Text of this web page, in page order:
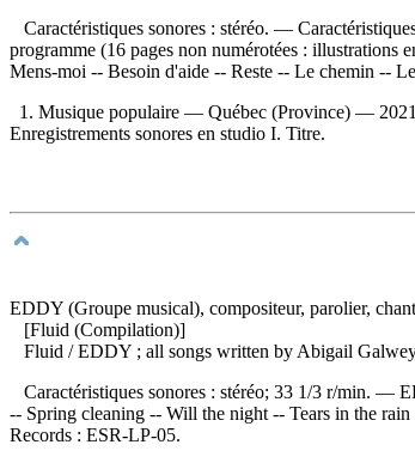
Caractéristiques sonores : stéréo. —
programme (16 pages non numérotées :
Mens-moi -- Besoin d'aide -- Reste -- Le chemin --
1. Musique populaire — Québec (Province) —
Enregistrements sonores en studio I. Titre.
EDDY (Groupe musical), compositeur, parolier,
[Fluid (Compilation)]
Fluid / EDDY ; all songs written by Abigail
Caractéristiques sonores : stéréo; 33 1/3 r/min. —
-- Spring cleaning -- Will the night -- Tears in the
Records : ESR-LP-05.